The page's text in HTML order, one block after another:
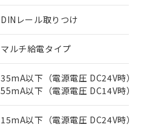
DINレール取りつけ
マルチ給電タイプ
35mA以下（電源電圧 DC24V時）
55mA以下（電源電圧 DC14V時）
15mA以下（電源電圧 DC24V時）